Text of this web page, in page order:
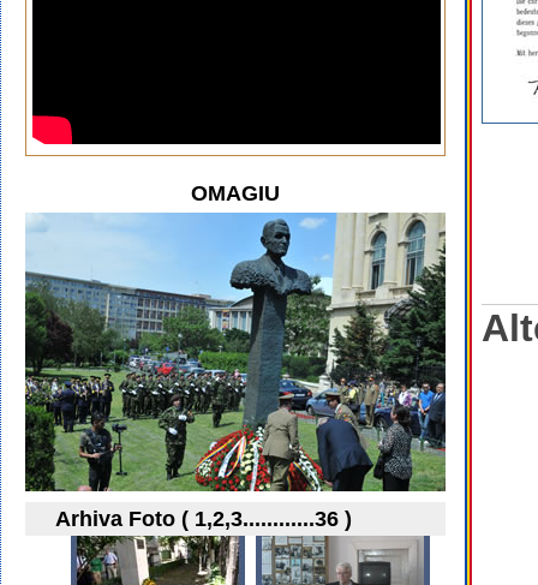
OMAGIU
Arhiva Foto ( 1,2,3............36 )